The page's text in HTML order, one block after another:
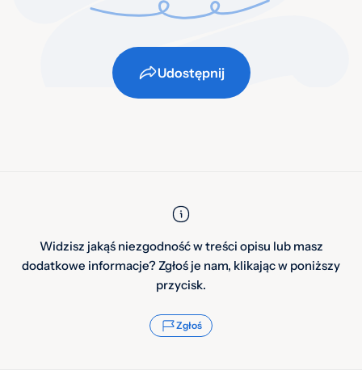
Udostępnij
Widzisz jakąś niezgodność w treści opisu lub masz
dodatkowe informacje? Zgłoś je nam, klikając w poniższy
przycisk.
Zgłoś